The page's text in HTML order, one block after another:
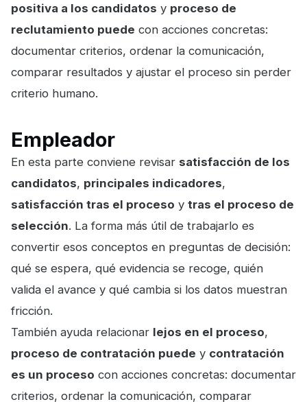
positiva a los candidatos y proceso de
reclutamiento puede con acciones concretas:
documentar criterios, ordenar la comunicación,
comparar resultados y ajustar el proceso sin perder
criterio humano.
Empleador
En esta parte conviene revisar satisfacción de los
candidatos, principales indicadores,
satisfacción tras el proceso y tras el proceso de
selección. La forma más útil de trabajarlo es
convertir esos conceptos en preguntas de decisión:
qué se espera, qué evidencia se recoge, quién
valida el avance y qué cambia si los datos muestran
fricción.
También ayuda relacionar lejos en el proceso,
proceso de contratación puede y contratación
es un proceso con acciones concretas: documentar
criterios, ordenar la comunicación, comparar